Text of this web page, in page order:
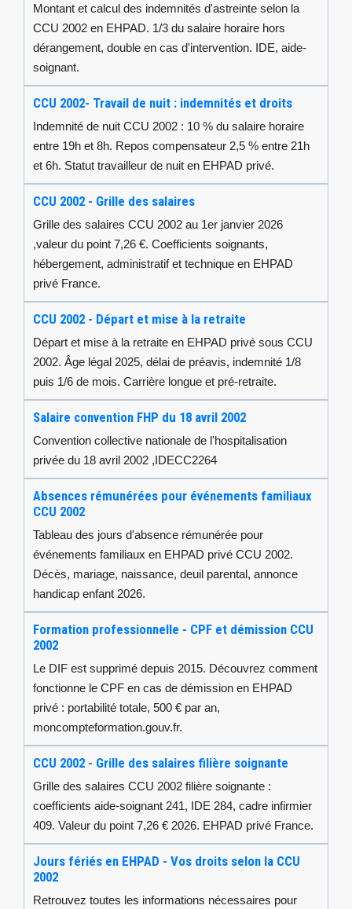
Montant et calcul des indemnités d'astreinte selon la
CCU 2002 en EHPAD. 1/3 du salaire horaire hors
dérangement, double en cas d'intervention. IDE, aide-
soignant.
CCU 2002- Travail de nuit : indemnités et droits
Indemnité de nuit CCU 2002 : 10 % du salaire horaire
entre 19h et 8h. Repos compensateur 2,5 % entre 21h
et 6h. Statut travailleur de nuit en EHPAD privé.
CCU 2002 - Grille des salaires
Grille des salaires CCU 2002 au 1er janvier 2026
,valeur du point 7,26 €. Coefficients soignants,
hébergement, administratif et technique en EHPAD
privé France.
CCU 2002 - Départ et mise à la retraite
Départ et mise à la retraite en EHPAD privé sous CCU
2002. Âge légal 2025, délai de préavis, indemnité 1/8
puis 1/6 de mois. Carrière longue et pré-retraite.
Salaire convention FHP du 18 avril 2002
Convention collective nationale de l'hospitalisation
privée du 18 avril 2002 ,IDECC2264
Absences rémunérées pour événements familiaux
CCU 2002
Tableau des jours d'absence rémunérée pour
événements familiaux en EHPAD privé CCU 2002.
Décès, mariage, naissance, deuil parental, annonce
handicap enfant 2026.
Formation professionnelle - CPF et démission CCU
2002
Le DIF est supprimé depuis 2015. Découvrez comment
fonctionne le CPF en cas de démission en EHPAD
privé : portabilité totale, 500 € par an,
moncompteformation.gouv.fr.
CCU 2002 - Grille des salaires filière soignante
Grille des salaires CCU 2002 filière soignante :
coefficients aide-soignant 241, IDE 284, cadre infirmier
409. Valeur du point 7,26 € 2026. EHPAD privé France.
Jours fériés en EHPAD - Vos droits selon la CCU
2002
Retrouvez toutes les informations nécessaires pour